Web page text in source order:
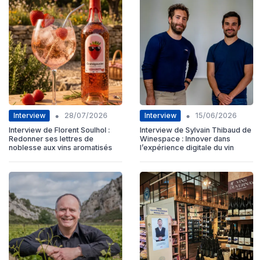
Interview •
28/07/2026
Interview de Florent Soulhol :
Redonner ses lettres de
noblesse aux vins aromatisés
Interview •
15/06/2026
Interview de Sylvain Thibaud de
Winespace : Innover dans
l’expérience digitale du vin